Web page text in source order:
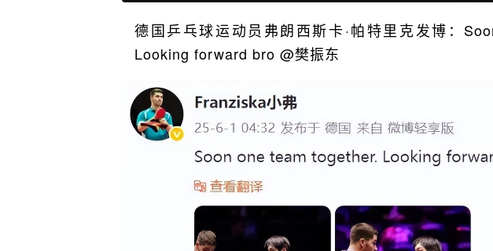
德国乒乓球运动员弗朗西斯卡·帕特里克发博：
Looking forward bro @樊振东